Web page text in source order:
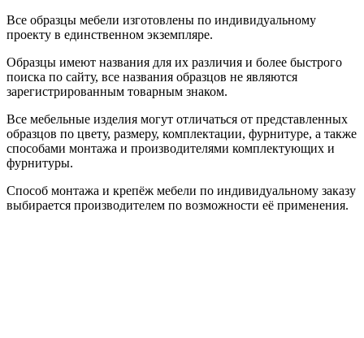
Все образцы мебели изготовлены по индивидуальному
проекту в единственном экземпляре.
Образцы имеют названия для их различия и более быстрого
поиска по сайту, все названия образцов не являются
зарегистрированным товарным знаком.
Все мебельные изделия могут отличаться от представленных
образцов по цвету, размеру, комплектации, фурнитуре, а также
способами монтажа и производителями комплектующих и
фурнитуры.
Способ монтажа и крепёж мебели по индивидуальному заказу
выбирается производителем по возможности её применения.